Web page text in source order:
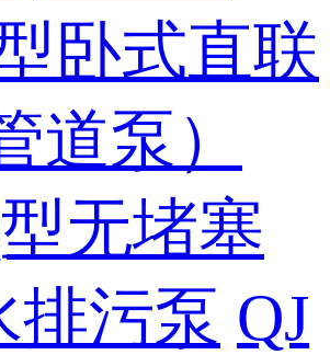
卧式直联
道泵）
无堵塞
排污泵 QJ